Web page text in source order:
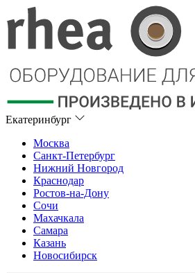
Екатеринбург
Москва
Санкт-Петербург
Нижний Новгород
Краснодар
Ростов-на-Дону
Сочи
Махачкала
Самара
Казань
Новосибирск